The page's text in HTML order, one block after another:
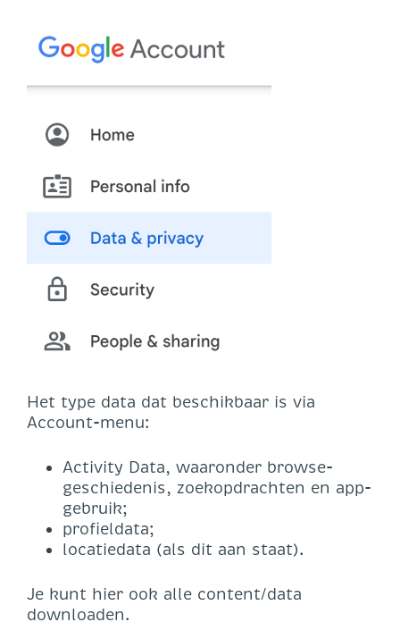
Het type data dat beschikbaar is via
Account-menu:
Activity Data, waaronder browse-
geschiedenis, zoekopdrachten en app-
gebruik;
profieldata;
locatiedata (als dit aan staat).
Je kunt hier ook alle content/data
downloaden.